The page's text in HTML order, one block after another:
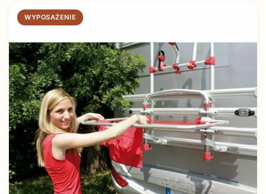
WYPOSAŻENIE